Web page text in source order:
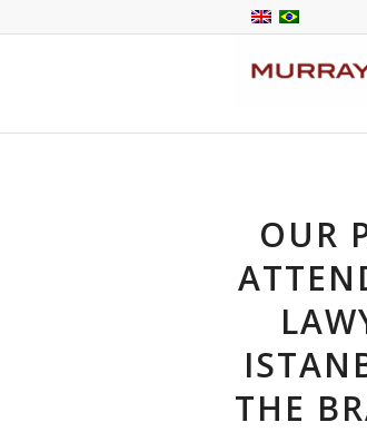
OUR
THE